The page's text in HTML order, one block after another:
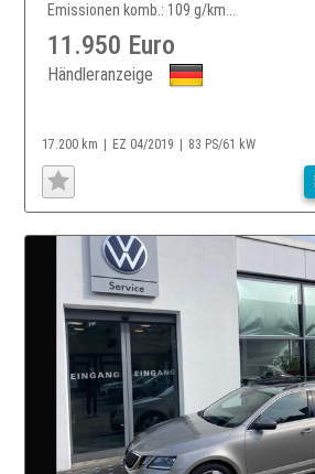
Emissionen komb.: 109 g/km...
11.950 Euro
Händleranzeige
17.200 km EZ 04/2019 83 PS/61 kW